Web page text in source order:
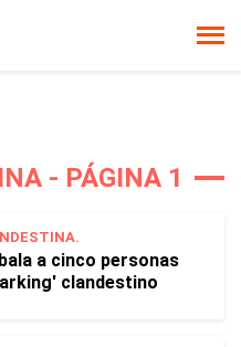
- PÁGINA 1
a cinco personas
clandestino